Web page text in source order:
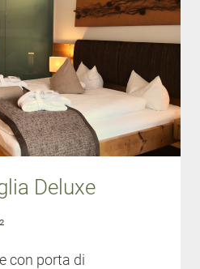
Deluxe
con porta di